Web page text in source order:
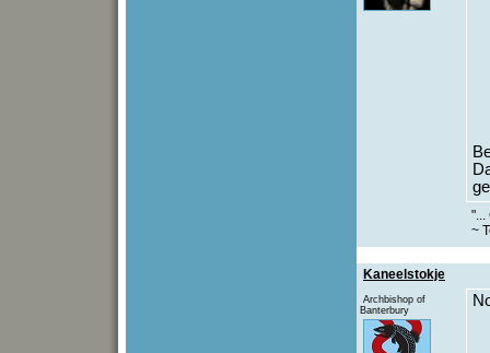
"...
~
Kaneelstokje
Archbishop of
Banterbury